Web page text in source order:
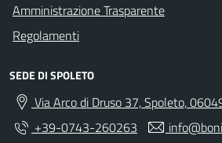
Amministrazione Trasparente
Regolamenti
SEDE DI SPOLETO
Via Arco di Druso 37, Spoleto,
+39-0743-260263